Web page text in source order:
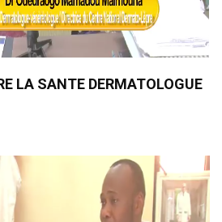
LA SANTE DERMATOLOGUE